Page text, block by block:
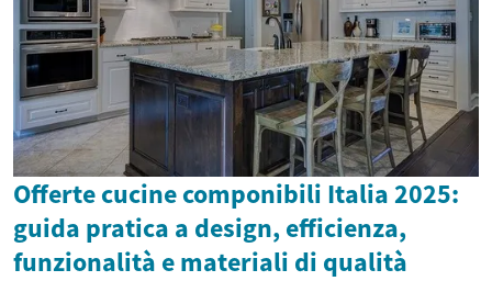
Offerte cucine componibili Italia 2025:
guida pratica a design, efficienza,
funzionalità e materiali di qualità